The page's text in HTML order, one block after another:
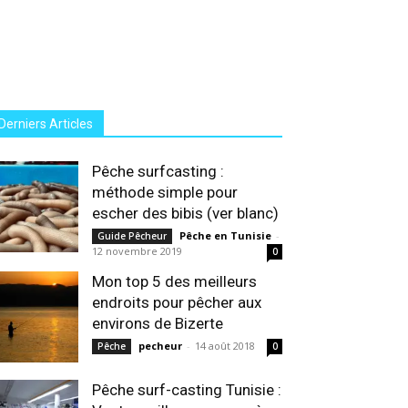
Articles
Pêche surfcasting :
méthode simple pour
escher des bibis (ver blanc)
Guide Pêcheur Pêche en Tunisie -
12 novembre 2019
0
Mon top 5 des meilleurs
endroits pour pêcher aux
environs de Bizerte
Pêche pecheur - 14 août 2018 0
Pêche surf-casting Tunisie :